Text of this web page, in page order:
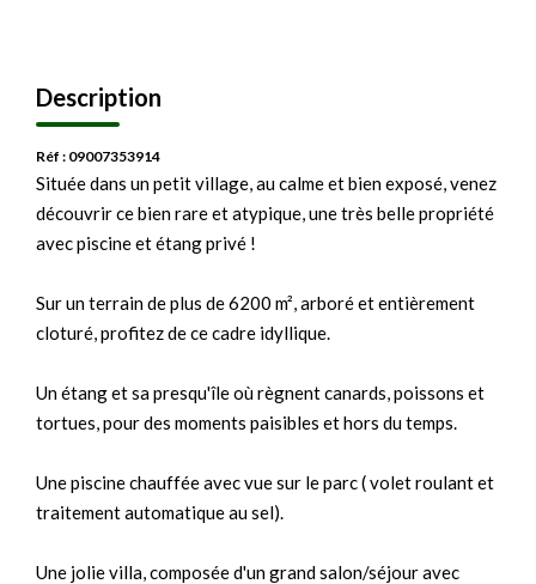
Description
Réf : 09007353914
Située dans un petit village, au calme et bien exposé, venez
découvrir ce bien rare et atypique, une très belle propriété
avec piscine et étang privé !
Sur un terrain de plus de 6200 m², arboré et entièrement
cloturé, profitez de ce cadre idyllique.
Un étang et sa presqu'île où règnent canards, poissons et
tortues, pour des moments paisibles et hors du temps.
Une piscine chauffée avec vue sur le parc ( volet roulant et
traitement automatique au sel).
Une jolie villa, composée d'un grand salon/séjour avec